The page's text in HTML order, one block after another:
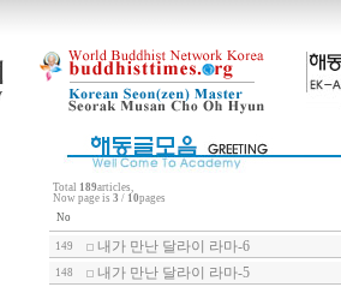
Total 189articles,
Now page is 3 / 10pages
No
149 내가 만난 달라이 라마-6
148 내가 만난 달라이 라마-5